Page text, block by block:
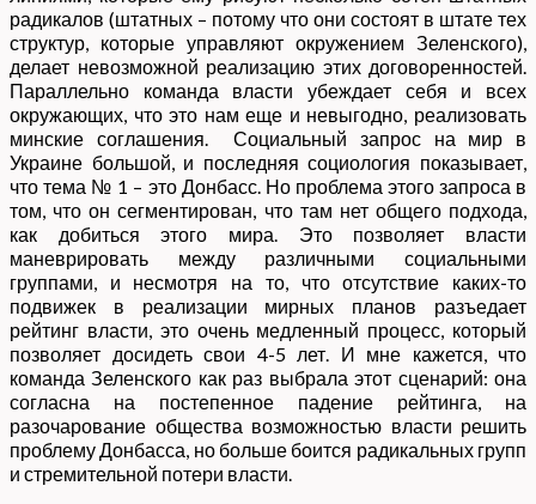
радикалов (штатных – потому что они состоят в штате тех
структур, которые управляют окружением Зеленского),
делает невозможной реализацию этих договоренностей.
Параллельно команда власти убеждает себя и всех
окружающих, что это нам еще и невыгодно, реализовать
минские соглашения. Социальный запрос на мир в
Украине большой, и последняя социология показывает,
что тема № 1 – это Донбасс. Но проблема этого запроса в
том, что он сегментирован, что там нет общего подхода,
как добиться этого мира. Это позволяет власти
маневрировать между различными социальными
группами, и несмотря на то, что отсутствие каких-то
подвижек в реализации мирных планов разъедает
рейтинг власти, это очень медленный процесс, который
позволяет досидеть свои 4-5 лет. И мне кажется, что
команда Зеленского как раз выбрала этот сценарий: она
согласна на постепенное падение рейтинга, на
разочарование общества возможностью власти решить
проблему Донбасса, но больше боится радикальных групп
и стремительной потери власти.